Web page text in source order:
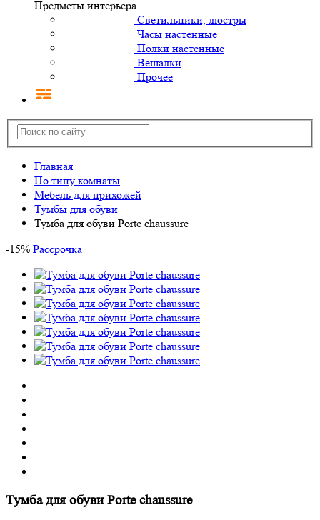
Предметы интерьера
Светильники, люстры
Часы настенные
Полки настенные
Вешалки
Прочее
Главная
По типу комнаты
Мебель для прихожей
Тумбы для обуви
Тумба для обуви Porte chaussure
-15% Рассрочка
Тумба для обуви Porte chaussure